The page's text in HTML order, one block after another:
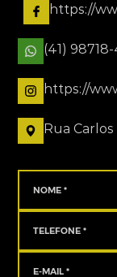
https://
(41) 98718-
https://
Rua